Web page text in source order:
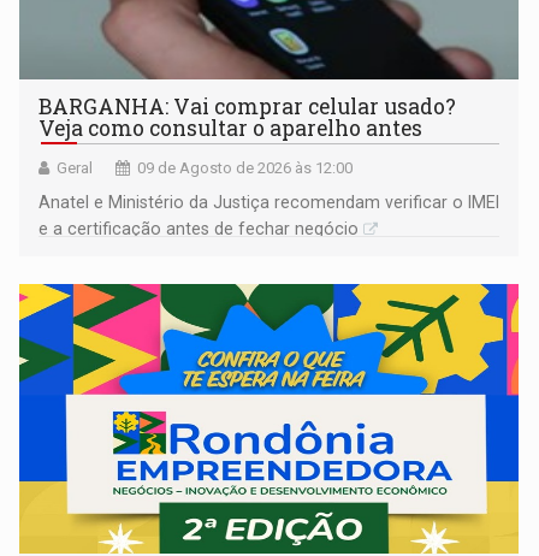
BARGANHA: Vai comprar celular usado?
Veja como consultar o aparelho antes
Geral 09 de Agosto de 2026 às 12:00
Anatel e Ministério da Justiça recomendam verificar o IMEI
e a certificação antes de fechar negócio